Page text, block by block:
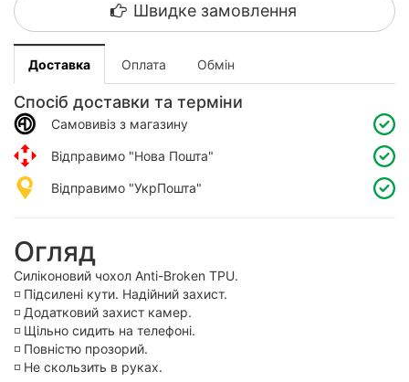
Швидке замовлення
Доставка Оплата Обмін
Спосіб доставки та терміни
Самовивіз з магазину
Відправимо "Нова Пошта"
Відправимо "УкрПошта"
Огляд
Силіконовий чохол Anti-Broken TPU.
◽️ Підсилені кути. Надійний захист.
◽️ Додатковий захист камер.
◽️ Щільно сидить на телефоні.
◽️ Повністю прозорий.
◽️ Не скользить в руках.